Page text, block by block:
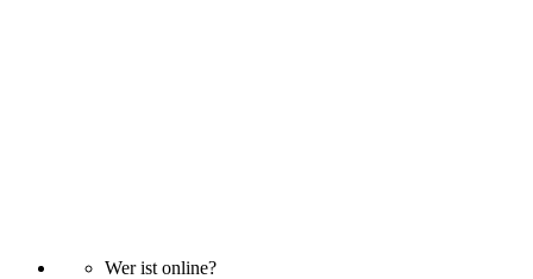
Wer ist online?